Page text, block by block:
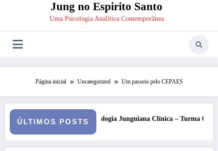
Jung no Espirito Santo
Uma Psicologia Analítica Contemporânea
Página inicial Uncategorized Um passeio pelo CEPAES
ÚLTIMOS POSTS
Junguiana Clínica – Turma 6 Kore, Deméter e o